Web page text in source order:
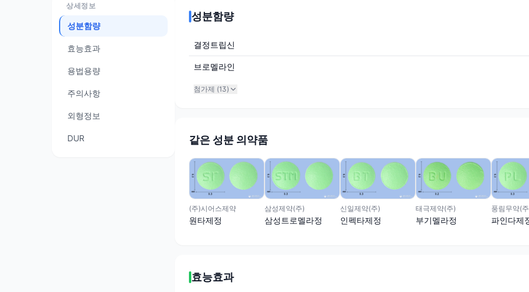
상세정보
성분함량
효능효과
용법용량
주의사항
외형정보
DUR
성분함량
결정트립신
브로멜라인
첨가제 (13)
같은 성분 의약품
(주)시어스제약
원타제정
삼성제약(주)
삼성트로멜라정
신일제약(주)
인펙타제정
태극제약(주)
부기멜라정
풍림무약(
파인다제
효능효과